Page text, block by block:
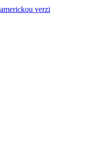
verzi